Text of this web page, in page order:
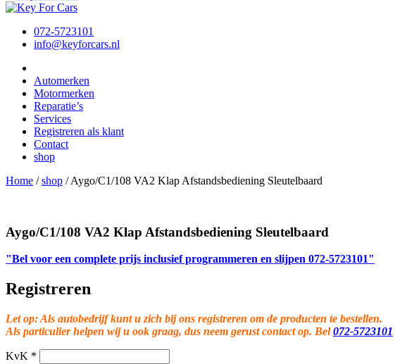
072-5723101
info@keyforcars.nl
Automerken
Motormerken
Reparatie’s
Services
Registreren als klant
Contact
shop
Home /shop /Aygo/C1/108 VA2 Klap Afstandsbediening Sleutelbaard
Aygo/C1/108 VA2 Klap Afstandsbediening Sleutelbaard
"Bel voor een complete prijs inclusief programmeren en slijpen 072-5723101"
Registreren
Let op: Als autobedrijf kunt u zich bij ons registreren om de producten te bestellen.
Als particulier helpen wij u ook graag, dus neem gerust contact op. Bel072-5723101
KvK *